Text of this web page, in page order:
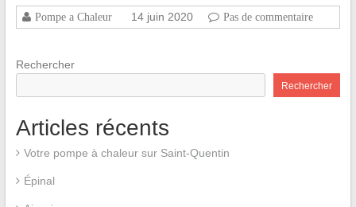
Pompe a Chaleur 14 juin 2020 Pas de commentaire
Rechercher
Rechercher
Articles récents
Votre pompe à chaleur sur Saint-Quentin
Épinal